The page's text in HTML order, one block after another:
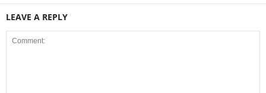
LEAVE A REPLY